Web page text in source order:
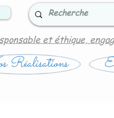
et éthique,
Réalisations